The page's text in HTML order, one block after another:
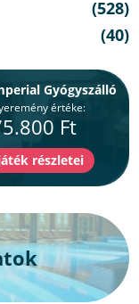
(528)
(40)
Gyógyszálló
értéke:
Ft